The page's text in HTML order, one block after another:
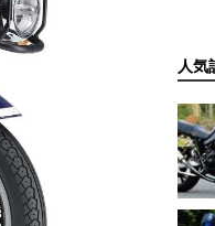
人気